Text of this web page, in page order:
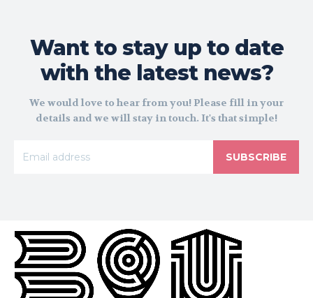
Want to stay up to date
with the latest news?
We would love to hear from you! Please fill in your
details and we will stay in touch. It's that simple!
SUBSCRIBE